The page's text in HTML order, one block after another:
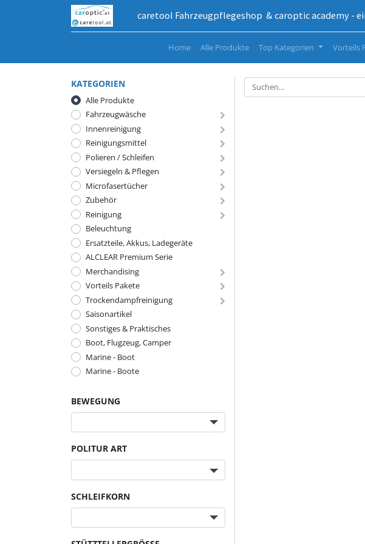
caretool Fahrzeugpflegeshop & caroptic academy -
Home Alle Produkte Top Kategorien Vorteils
KATEGORIEN
Alle Produkte
Fahrzeugwäsche
Innenreinigung
Reinigungsmittel
Polieren / Schleifen
Versiegeln & Pflegen
Microfasertücher
Zubehör
Reinigung
Beleuchtung
Ersatzteile, Akkus, Ladegeräte
ALCLEAR Premium Serie
Merchandising
Vorteils Pakete
Trockendampfreinigung
Saisonartikel
Sonstiges & Praktisches
Boot, Flugzeug, Camper
Marine - Boot
Marine - Boote
BEWEGUNG
POLITUR ART
SCHLEIFKORN